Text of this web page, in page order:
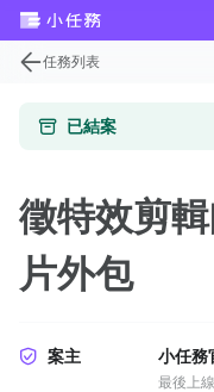
任務列表
已結案
徵特效剪
片外包
案主 小任務
最後上